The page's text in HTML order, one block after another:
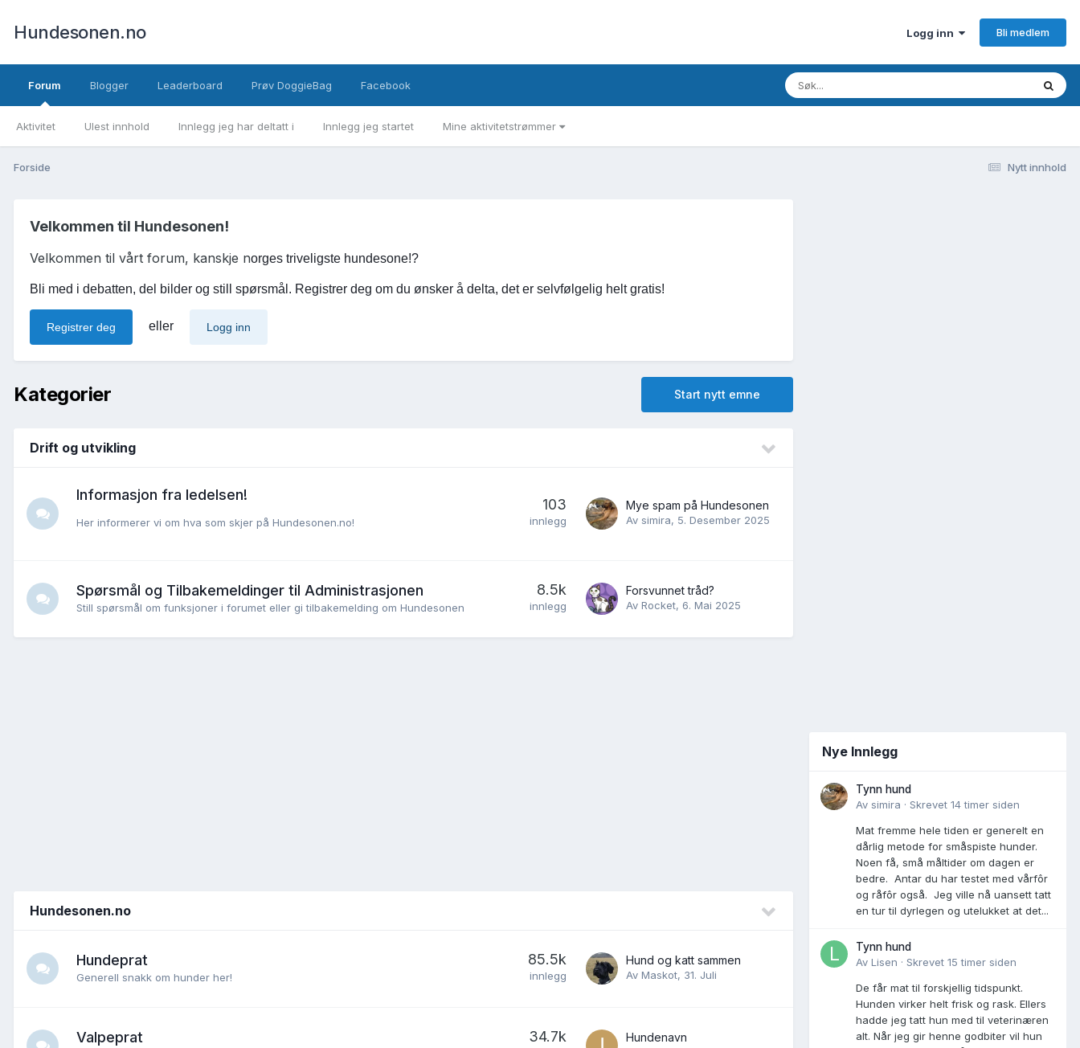
Hundesonen.no Logg inn Bli medlem
Forum
Aktivitet Ulest innhold Innlegg jeg har deltatt i Innlegg jeg startet Mine aktivitetstrømmer
Blogger Leaderboard Prøv DoggieBag Facebook
Nytt innhold
Forside
Velkommen til Hundesonen!
Velkommen til vårt forum, kanskje norges triveligste hundesone!?
Bli med i debatten, del bilder og still spørsmål. Registrer deg om du ønsker å delta, det er selvfølgelig helt gratis!
Registrer deg eller Logg inn
Kategorier Start nytt emne
Drift og utvikling
Informasjon fra ledelsen!
Her informerer vi om hva som skjer på Hundesonen.no!
103
innlegg
Mye spam på Hundesonen
Av simira, 5. Desember 2025
Spørsmål og Tilbakemeldinger til Administrasjonen
Still spørsmål om funksjoner i forumet eller gi tilbakemelding om Hundesonen
8.5k
innlegg
Forsvunnet tråd?
Av Rocket, 6. Mai 2025
Hundesonen.no
Hundeprat
Generell snakk om hunder her!
85.5k
innlegg
Hund og katt sammen
Av Maskot, 31. Juli
Valpeprat 34.7k Hundenavn
Nye Innlegg
Tynn hund
Av simira · Skrevet 14 timer siden
Mat fremme hele tiden er generelt en
dårlig metode for småspiste hunder.
Noen få, små måltider om dagen er
bedre. Antar du har testet med vårfôr
og råfôr også. Jeg ville nå uansett tatt
en tur til dyrlegen og utelukket at det...
Tynn hund
Av Lisen · Skrevet 15 timer siden
De får mat til forskjellig tidspunkt.
Hunden virker helt frisk og rask. Ellers
hadde jeg tatt hun med til veterinæren
alt. Når jeg gir henne godbiter vil hun